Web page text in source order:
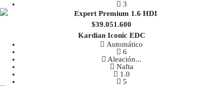
3
$39.051.600
Kardian Iconic EDC
Automático
6
Aleación...
Nafta
1.0
5